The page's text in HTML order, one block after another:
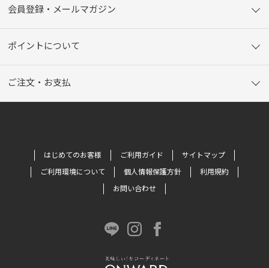
会員登録・メールマガジン
ポイントについて
ご注文・お支払
はじめてのお客様 ご利用ガイド
サイトマップ
ご利用環境について
個人情報保護方針
利用規約
お問い合わせ